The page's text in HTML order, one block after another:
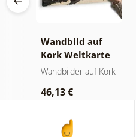
Wandbild auf
Kork Weltkarte
auf hölzernem
Wandbilder auf Kork
46,13 €